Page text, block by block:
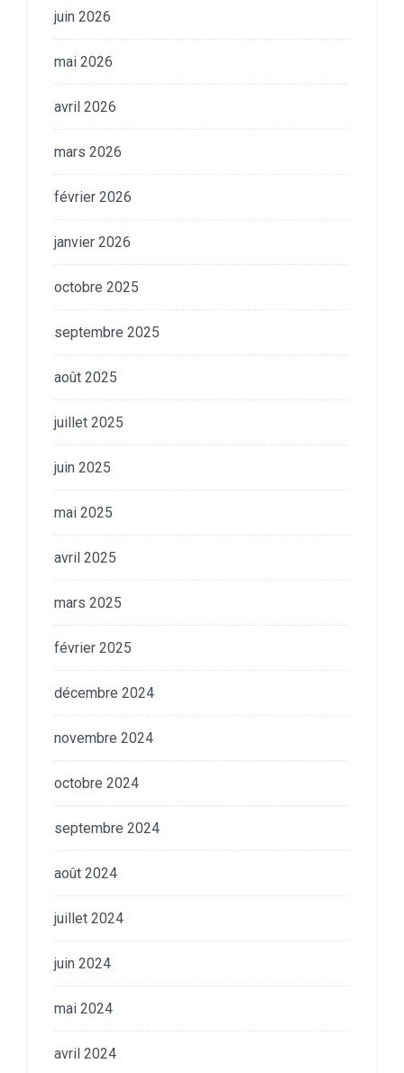
juin 2026
mai 2026
avril 2026
mars 2026
février 2026
janvier 2026
octobre 2025
septembre 2025
août 2025
juillet 2025
juin 2025
mai 2025
avril 2025
mars 2025
février 2025
décembre 2024
novembre 2024
octobre 2024
septembre 2024
août 2024
juillet 2024
juin 2024
mai 2024
avril 2024